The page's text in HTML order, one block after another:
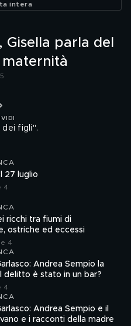
intera
parla del
dei figli".
27 luglio
4
ricchi tra fiumi di
ostriche ed eccessi
4
Andrea Sempio la
delitto è stato in un bar?
4
Andrea Sempio e il
e i racconti della madre